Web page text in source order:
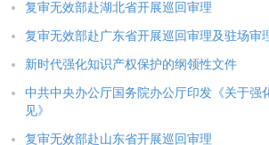
复审无效部赴湖北省开展巡回审理
复审无效部赴广东省开展巡回审理及驻场审
新时代强化知识产权保护的纲领性文件
中共中央办公厅国务院办公厅印发《关于强
见》
复审无效部赴山东省开展巡回审理